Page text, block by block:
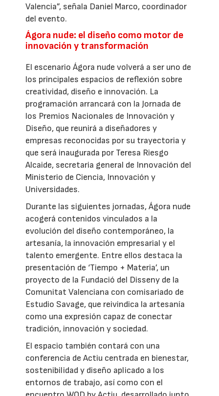
Valencia”, señala Daniel Marco, coordinador
del evento.
Ágora nude: el diseño como motor de
innovación y transformación
El escenario Ágora nude volverá a ser uno de
los principales espacios de reflexión sobre
creatividad, diseño e innovación. La
programación arrancará con la Jornada de
los Premios Nacionales de Innovación y
Diseño, que reunirá a diseñadores y
empresas reconocidas por su trayectoria y
que será inaugurada por Teresa Riesgo
Alcaide, secretaria general de Innovación del
Ministerio de Ciencia, Innovación y
Universidades.
Durante las siguientes jornadas, Ágora nude
acogerá contenidos vinculados a la
evolución del diseño contemporáneo, la
artesanía, la innovación empresarial y el
talento emergente. Entre ellos destaca la
presentación de ‘Tiempo + Materia’, un
proyecto de la Fundació del Disseny de la
Comunitat Valenciana con comisariado de
Estudio Savage, que reivindica la artesanía
como una expresión capaz de conectar
tradición, innovación y sociedad.
El espacio también contará con una
conferencia de Actiu centrada en bienestar,
sostenibilidad y diseño aplicado a los
entornos de trabajo, así como con el